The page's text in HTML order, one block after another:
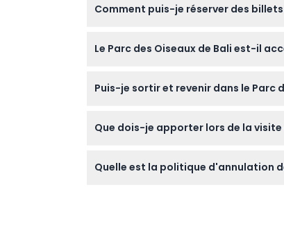
Comment puis-je réserver des
choisie.
Le Parc des Oiseaux de Bali est-il
les lieux.
Puis-je sortir et revenir dans le Parc
Que dois-je apporter lors de la visite
charmant paysage du parc.
Quelle est la politique d'annulation